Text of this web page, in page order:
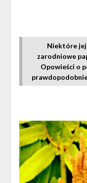
Niektóre jej
zarodniowe
Opowieści o